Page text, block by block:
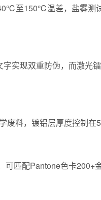
至150℃温差，盐雾测
实现双重防伪，而激光
废料，镀铝层厚度控制在
匹配Pantone色卡200+